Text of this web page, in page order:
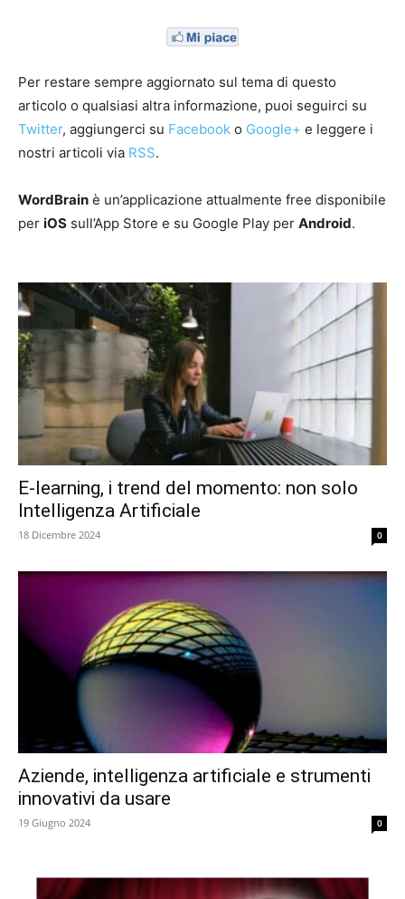
Per restare sempre aggiornato sul tema di questo
articolo o qualsiasi altra informazione, puoi seguirci su
Twitter, aggiungerci su Facebook o Google+ e leggere i
nostri articoli via RSS.
WordBrain è un’applicazione attualmente free disponibile
per iOS sull’App Store e su Google Play per Android.
E-learning, i trend del momento: non solo
Intelligenza Artificiale
18 Dicembre 2024 0
Aziende, intelligenza artificiale e strumenti
innovativi da usare
19 Giugno 2024 0